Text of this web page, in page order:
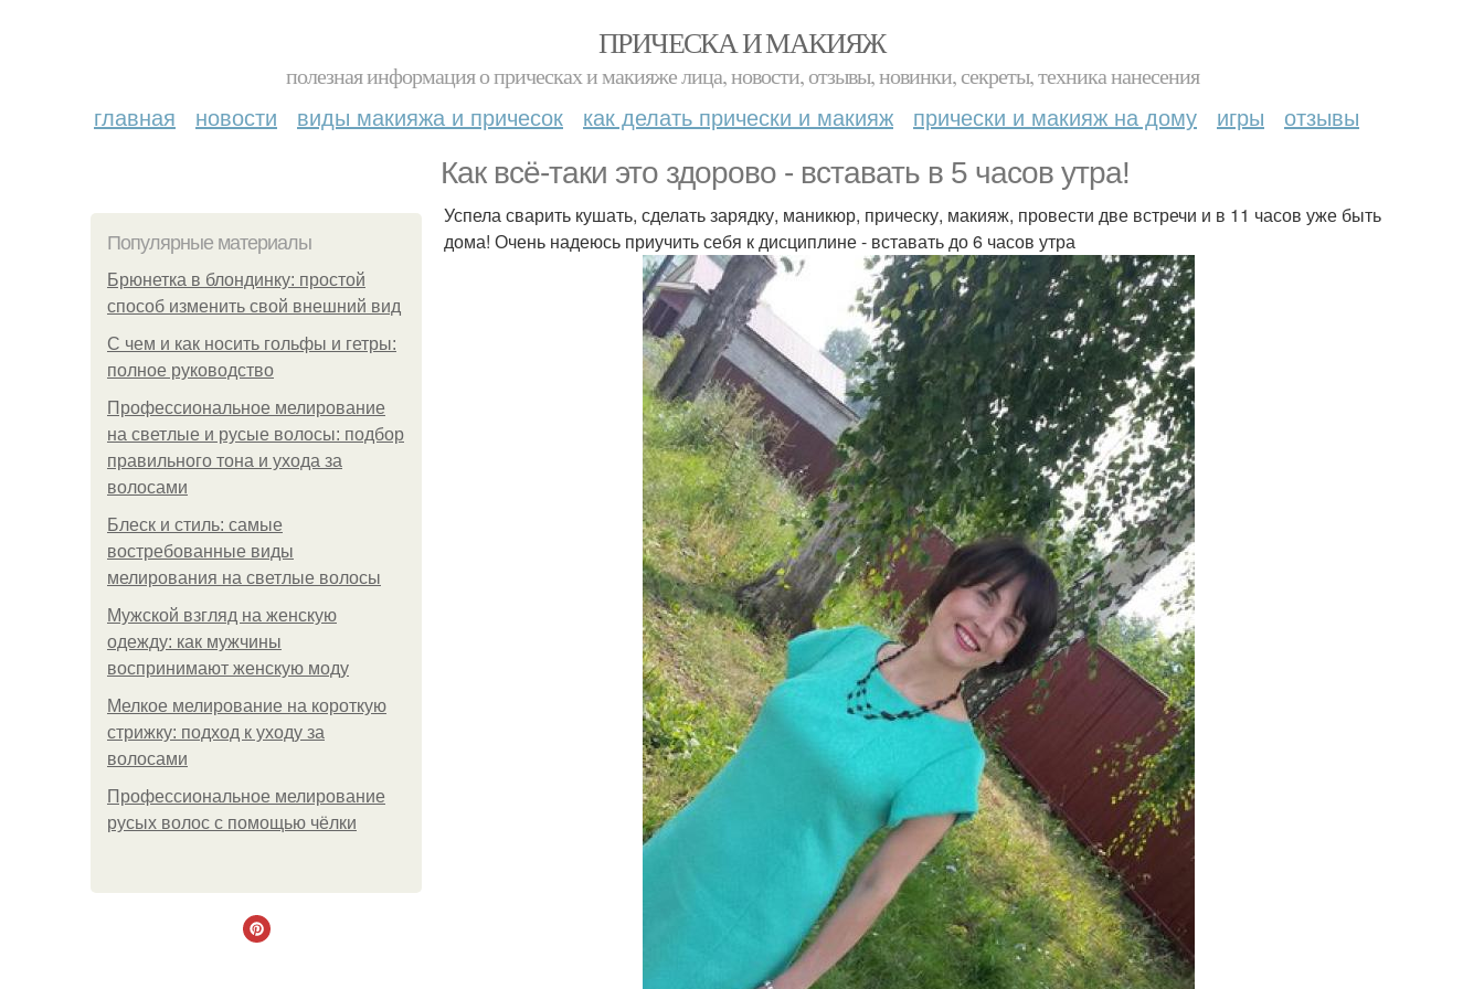
ПРИЧЕСКА И МАКИЯЖ
полезная информация о прическах и макияже лица, новости, отзывы, новинки, секреты, техника нанесения
главная новости виды макияжа и причесок как делать прически и макияж прически и макияж на дому игры отзывы
Как всё-таки это здорово - вставать в 5 часов утра!
Популярные материалы
Брюнетка в блондинку: простой
способ изменить свой внешний вид
С чем и как носить гольфы и гетры:
полное руководство
Профессиональное мелирование
на светлые и русые волосы: подбор
правильного тона и ухода за
волосами
Блеск и стиль: самые
востребованные виды
мелирования на светлые волосы
Мужской взгляд на женскую
одежду: как мужчины
воспринимают женскую моду
Мелкое мелирование на короткую
стрижку: подход к уходу за
волосами
Профессиональное мелирование
русых волос с помощью чёлки
Успела сварить кушать, сделать зарядку, маникюр, прическу, макияж, провести две встречи и в 11 часов уже быть
дома! Очень надеюсь приучить себя к дисциплине - вставать до 6 часов утра